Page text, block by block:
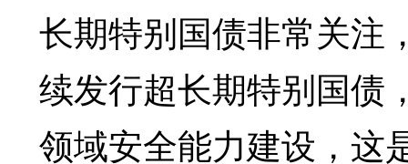
长期特别国债非常关注
续发行超长期特别国债
领域安全能力建设，这